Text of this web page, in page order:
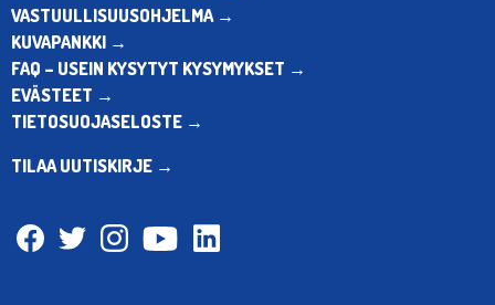
VASTUULLISUUSOHJELMA →
KUVAPANKKI →
FAQ – USEIN KYSYTYT KYSYMYKSET →
EVÄSTEET →
TIETOSUOJASELOSTE →
TILAA UUTISKIRJE →